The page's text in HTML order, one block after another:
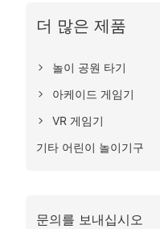
더 많은 제품
놀이 공원 타기
아케이드 게임기
VR 게임기
기타 어린이 놀이기구
문의를 보내십시오